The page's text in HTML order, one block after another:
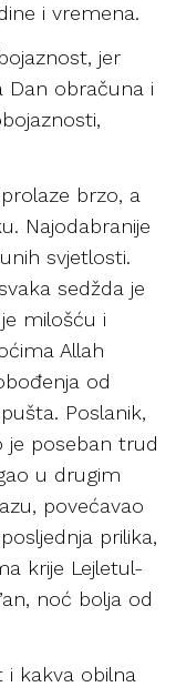
i vremena.
jer
Dan obračuna i
brzo, a
Najodabranije
svjetlosti.
sedžda je
milošću i
Allah
od
Poslanik,
je poseban trud
u drugim
povećavao
prilika,
krije Lejletul-
noć bolja od
i kakva obilna